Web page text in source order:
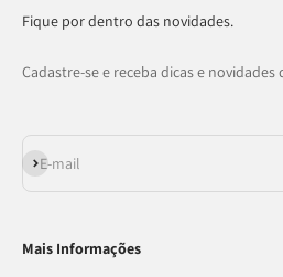
Fique por dentro das novidades.
Cadastre-se e receba dicas e novidades
E-mail
Assinar
Mais Informações